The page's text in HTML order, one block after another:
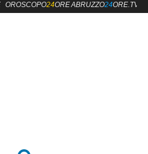
OROSCOPO24OREABRUZZO24ORE.TV